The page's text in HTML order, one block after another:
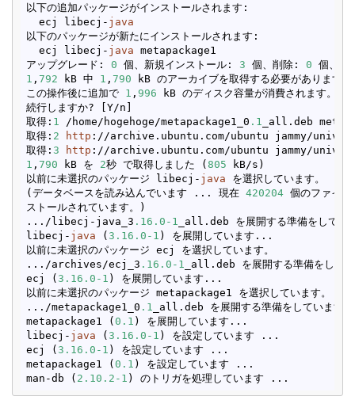
以下の追加パッケージがインストールされます:
  ecj libecj-
java
以下のパッケージが新たにインストールされます:
  ecj libecj-
java metapackage1
アップグレード: 0 個、新規インストール: 3 個、削除: 0 個、
1 , 792 kB 中 1 , 790 kB のアーカイブを取得する必要があります。
この操作後に追加で 1 , 996 kB のディスク容量が消費されます。
続行しますか? [Y/n]
取得: 1 /home/hogehoge/metapackage1_0 .1
_all.deb
取得: 2 http ://archive.ubuntu.com/ubuntu jammy/
取得: 3 http ://archive.ubuntu.com/ubuntu jammy/
1 , 790 kB を 2秒 で取得しました ( 805 kB/s)
以前に未選択のパッケージ libecj- java を選択しています。
(データベースを読み込んでいます ... 現在 420204 個のファイル
ストールされています。)
.../libecj-java_3 .16 .0 -1
_all.deb を展開する準備をして
libecj- java ( 3.16 .0 -1 ) を展開しています...
以前に未選択のパッケージ ecj を選択しています。
.../archives/ecj_3 .16 .0 -1
_all.deb を展開する準備をし
ecj ( 3.16 .0 -1 ) を展開しています...
以前に未選択のパッケージ metapackage1 を選択しています。
.../metapackage1_0 .1
_all.deb を展開する準備をしていま
metapackage1 (0.1 ) を展開しています...
libecj- java ( 3.16 .0 -1 ) を設定しています ...
ecj ( 3.16 .0 -1 ) を設定しています ...
metapackage1 (0.1 ) を設定しています ...
man-db ( 2.10 .2 -1